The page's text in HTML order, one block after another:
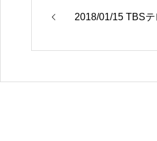
2018/01/15 TBS